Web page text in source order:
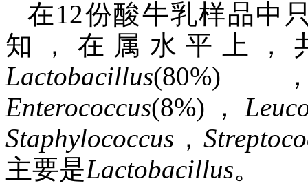
在12份酸牛乳样品中
知，在属水平上，
Lactobacillus
Enterococcus(8%)，
Staphylococcus ，
主要是Lactobacillus。